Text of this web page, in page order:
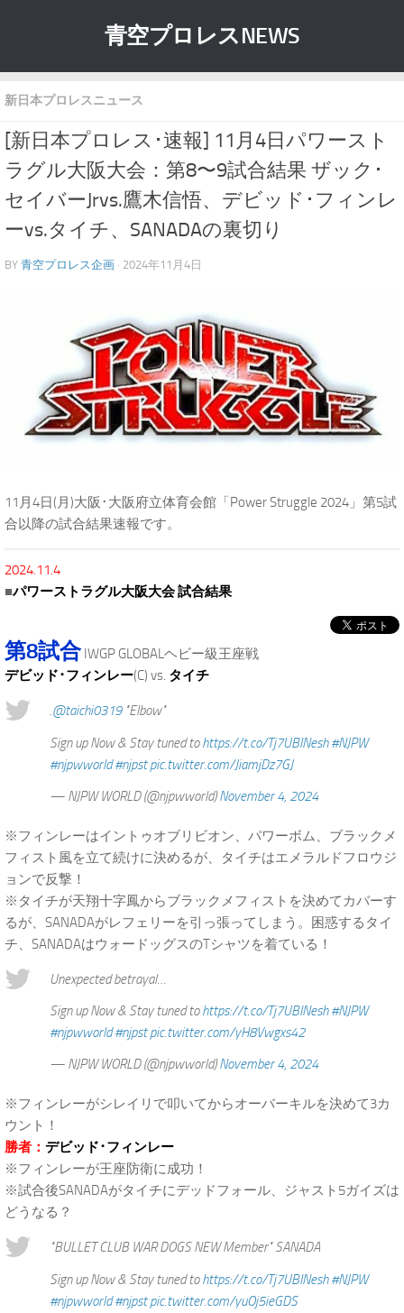
青空プロレスNEWS
新日本プロレスニュース
[新日本プロレス･速報] 11月4日パワースト
ラグル大阪大会：第8〜9試合結果 ザック･
セイバーJrvs.鷹木信悟、デビッド･フィンレ
ーvs.タイチ、SANADAの裏切り
BY 青空プロレス企画 · 2024年11月4日
11月4日(月)大阪･大阪府立体育会館「Power Struggle 2024」第5試
合以降の試合結果速報です。
2024.11.4
■パワーストラグル大阪大会 試合結果
第8試合IWGP GLOBALヘビー級王座戦
デビッド･フィンレー(C) vs. タイチ
.@taichi0319"Elbow"
Sign up Now & Stay tuned tohttps://t.co/Tj7UBINesh #NJPW
#njpwworld #njpst pic.twitter.com/JiamjDz7GJ
— NJPW WORLD (@njpwworld)November 4, 2024
※フィンレーはイントゥオブリビオン、パワーボム、ブラックメ
フィスト風を立て続けに決めるが、タイチはエメラルドフロウジ
ョンで反撃！
※タイチが天翔十字鳳からブラックメフィストを決めてカバーす
るが、SANADAがレフェリーを引っ張ってしまう。困惑するタイ
チ、SANADAはウォードッグスのTシャツを着ている！
Unexpected betrayal…
Sign up Now & Stay tuned tohttps://t.co/Tj7UBINesh #NJPW
#njpwworld #njpst pic.twitter.com/yH8Vwgxs42
— NJPW WORLD (@njpwworld)November 4, 2024
※フィンレーがシレイリで叩いてからオーバーキルを決めて3カ
ウント！
勝者： デビッド･フィンレー
※フィンレーが王座防衛に成功！
※試合後SANADAがタイチにデッドフォール、ジャスト5ガイズは
どうなる？
"BULLET CLUB WAR DOGS NEW Member" SANADA
Sign up Now & Stay tuned tohttps://t.co/Tj7UBINesh #NJPW
#njpwworld #njpst pic.twitter.com/yuOj5ieGDS